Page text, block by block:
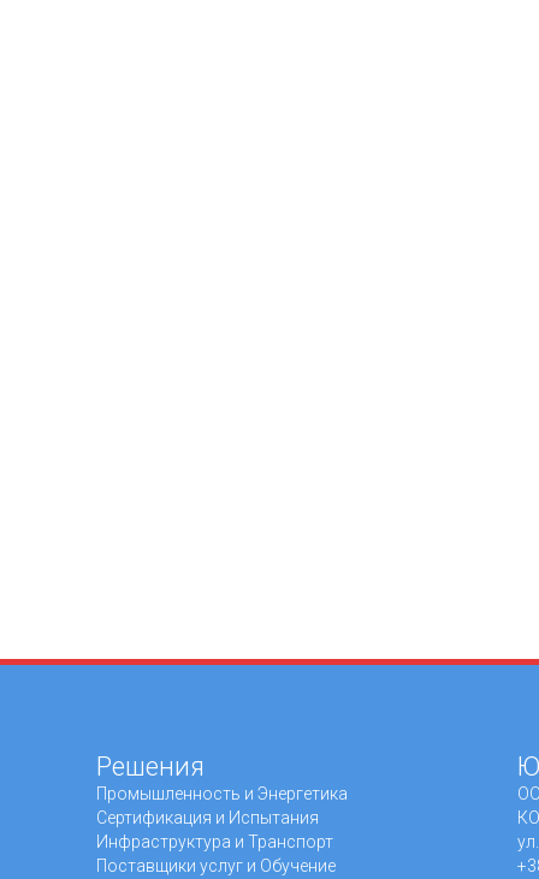
Решения
Промышленность и Энергетика
Сертификация и Испытания
Инфраструктура и Транспорт
Поставщики услуг и Обучение